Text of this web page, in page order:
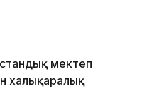
мектеп
халықаралық